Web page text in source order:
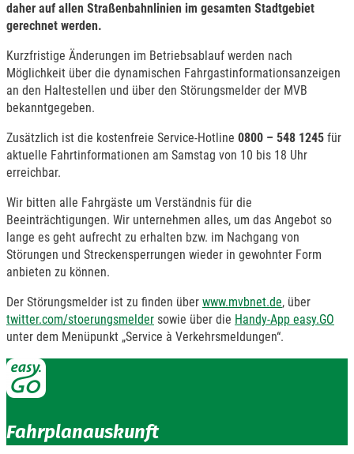
daher auf allen Straßenbahnlinien im gesamten Stadtgebiet
gerechnet werden.
Kurzfristige Änderungen im Betriebsablauf werden nach
Möglichkeit über die dynamischen Fahrgastinformationsanzeigen
an den Haltestellen und über den Störungsmelder der MVB
bekanntgegeben.
Zusätzlich ist die kostenfreie Service-Hotline 0800 – 548 1245 für
aktuelle Fahrtinformationen am Samstag von 10 bis 18 Uhr
erreichbar.
Wir bitten alle Fahrgäste um Verständnis für die
Beeinträchtigungen. Wir unternehmen alles, um das Angebot so
lange es geht aufrecht zu erhalten bzw. im Nachgang von
Störungen und Streckensperrungen wieder in gewohnter Form
anbieten zu können.
Der Störungsmelder ist zu finden über www.mvbnet.de, über
twitter.com/stoerungsmelder sowie über die Handy-App easy.GO
unter dem Menüpunkt „Service à Verkehrsmeldungen“.
Fahrplanauskunft